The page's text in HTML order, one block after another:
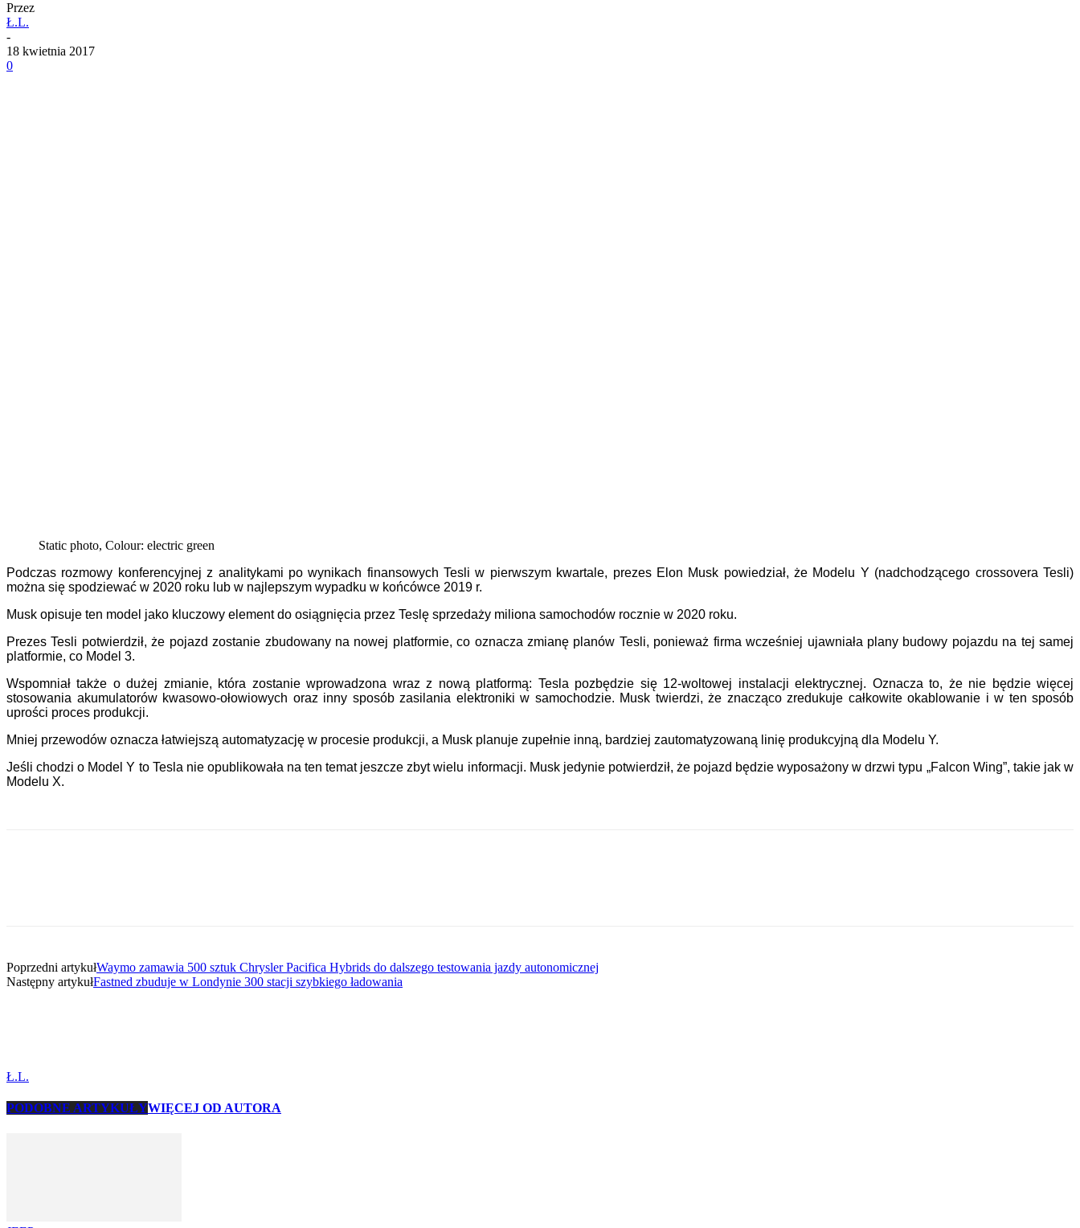
Przez
Ł.L.
-
18 kwietnia 2017
0
Static photo, Colour: electric green
Podczas rozmowy konferencyjnej z analitykami po wynikach finansowych Tesli w pierwszym kwartale, prezes Elon Musk powiedział, że Modelu Y (nadchodzącego crossovera Tesli)
można się spodziewać w 2020 roku lub w najlepszym wypadku w końcówce 2019 r.
Musk opisuje ten model jako kluczowy element do osiągnięcia przez Teslę sprzedaży miliona samochodów rocznie w 2020 roku.
Prezes Tesli potwierdził, że pojazd zostanie zbudowany na nowej platformie, co oznacza zmianę planów Tesli, ponieważ firma wcześniej ujawniała plany budowy pojazdu na tej samej
platformie, co Model 3.
Wspomniał także o dużej zmianie, która zostanie wprowadzona wraz z nową platformą: Tesla pozbędzie się 12-woltowej instalacji elektrycznej. Oznacza to, że nie będzie więcej
stosowania akumulatorów kwasowo-ołowiowych oraz inny sposób zasilania elektroniki w samochodzie. Musk twierdzi, że znacząco zredukuje całkowite okablowanie i w ten sposób
uprości proces produkcji.
Mniej przewodów oznacza łatwiejszą automatyzację w procesie produkcji, a Musk planuje zupełnie inną, bardziej zautomatyzowaną linię produkcyjną dla Modelu Y.
Jeśli chodzi o Model Y to Tesla nie opublikowała na ten temat jeszcze zbyt wielu informacji. Musk jedynie potwierdził, że pojazd będzie wyposażony w drzwi typu „Falcon Wing”, takie jak w
Modelu X.
Poprzedni artykułWaymo zamawia 500 sztuk Chrysler Pacifica Hybrids do dalszego testowania jazdy autonomicznej
Następny artykułFastned zbuduje w Londynie 300 stacji szybkiego ładowania
Ł.L.
PODOBNE ARTYKUŁYWIĘCEJ OD AUTORA